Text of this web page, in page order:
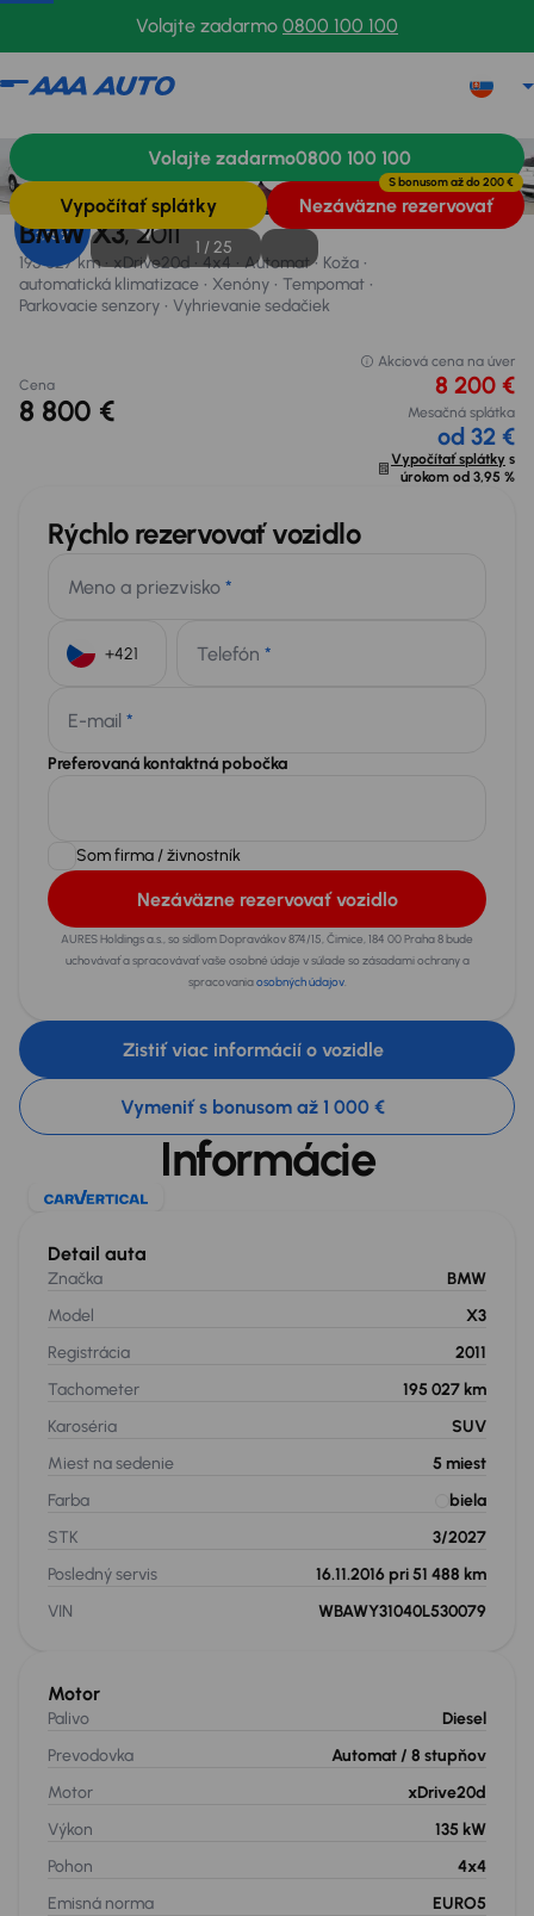
Volajte zadarmo 0800 100 100
3,95 %
1 /25
BMW X3, 2011
195 027 km xDrive20d 4x4 Automat
Koža
automatická klimatizace
Xenóny
Tempomat
Parkovacie senzory
Vyhrievanie sedačiek
Cena
8 800 €
Akciová cena na úver
8 200 €
Mesačná splátka
od 32 €
Vypočítať splátky s
úrokom od 3,95 %
Rýchlo rezervovať vozidlo
Meno a priezvisko *
Telefón *
E-mail *
Preferovaná kontaktná pobočka
Som firma / živnostník
Nezáväzne rezervovať vozidlo
AURES Holdings a.s., so sídlom Dopravákov 874/15, Čimice, 184 00 Praha 8 bude
uchovávať a spracovávať vaše osobné údaje v súlade so zásadami ochrany a
spracovaniaosobných údajov.
Zistiť viac informácií o vozidle
Vymeniť s bonusom až 1 000 €
VýbavaVýhody vozidlaFinancovanie
Volajte zadarmo0800 100 100
Vypočítať splátky Nezáväzne rezervovať
S bonusom až do200 €
Informácie
Detail auta
Značka
BMW
Model
X3
Registrácia
2011
Tachometer
195 027 km
Karoséria
SUV
Miest na sedenie
5 miest
Farba
biela
STK
3/2027
Posledný servis
16.11.2016 pri 51 488 km
VIN
WBAWY31040L530079
Motor
Palivo
Diesel
Prevodovka
Automat / 8 stupňov
Motor
xDrive20d
Výkon
135 kW
Pohon
4x4
Emisná norma
EURO5